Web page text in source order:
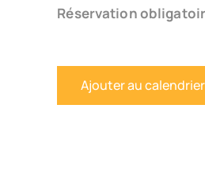
Réservation
Ajouter au calendrier